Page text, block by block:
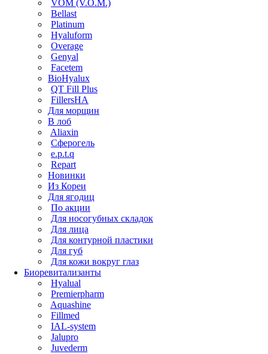
VOM (V.O.M.)
Bellast
Platinum
Hyaluform
Overage
Genyal
Facetem
BioHyalux
QT Fill Plus
FillersHA
Для морщин
В лоб
Aliaxin
Сферогель
e.p.t.q
Repart
Новинки
Из Кореи
Для ягодиц
По акции
Для носогубных складок
Для лица
Для контурной пластики
Для губ
Для кожи вокруг глаз
Биоревитализанты
Hyalual
Premierpharm
Aquashine
Fillmed
IAL-system
Jalupro
Juvederm